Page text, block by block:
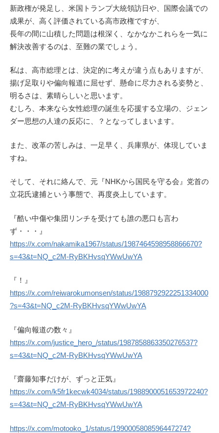
新政権が発足し、米国トランプ大統領訪日や、国際会議での
成果が、高く評価されている高市政権ですが、
長年の間に山積した問題は根深く、なかなかこれらを一気に
解決改善するのは、至難の業でしょう。
私は、高市総理とは、決定的に考えが違う点もありますが、
揚げ足取りや偏向報道に屈せず、懸命に尽力される姿勢と、
明るさは、素晴らしいと思います。
むしろ、本来なら女性総理の誕生を応援する立場の、ジェン
ダー思想の人達の反応に、？となってしまいます。
また、改革の苦しみは、一足早く、兵庫県が、体現していま
すね。
そして、それに絡んで、元『NHKから国民を守る会』党首の
立花氏逮捕という事態で、再度炎上しています。
『酷い中傷や集団リンチを受けても誰の悪口も言わ
ず・・・』
https://x.com/nakamika1967/status/1987464598958866670?
s=43&t=NQ_c2M-RyBKHvsqYWwUwYA
『！』
https://x.com/reiwarokumonsen/status/1988792922251334000
?s=43&t=NQ_c2M-RyBKHvsqYWwUwYA
『偏向報道の数々』
https://x.com/justice_hero_/status/1987858863350276537?
s=43&t=NQ_c2M-RyBKHvsqYWwUwYA
『齋藤知事だけが、ずっと正気』
https://x.com/k5fr1kecwk4034/status/1988900051653972240?
s=43&t=NQ_c2M-RyBKHvsqYWwUwYA
https://x.com/motooko_1/status/1990005808596447274?